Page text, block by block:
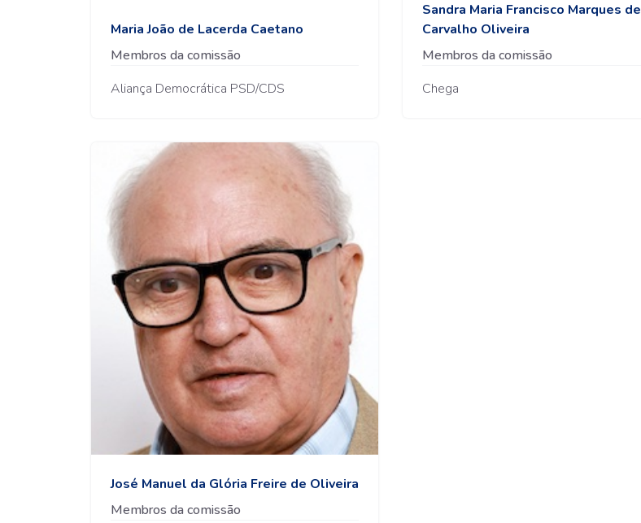
Maria João de Lacerda Caetano
Membros da comissão
Aliança Democrática PSD/CDS
Sandra Maria Francisco Marques de
Carvalho Oliveira
Membros da comissão
Chega
José Manuel da Glória Freire de Oliveira
Membros da comissão